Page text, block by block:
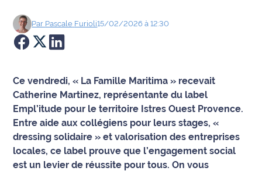
Société
Culture
Économie
Éducation
Emploi
Environnement
Par Pascale Furioli15/02/2026 à 12:30
Ce vendredi, « La Famille Maritima » recevait
Catherine Martinez, représentante du label
Empl’itude pour le territoire Istres Ouest Provence.
Entre aide aux collégiens pour leurs stages, «
dressing solidaire » et valorisation des entreprises
locales, ce label prouve que l’engagement social
est un levier de réussite pour tous. On vous